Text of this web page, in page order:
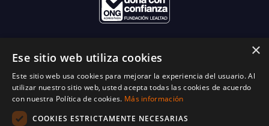
×
Ese sitio web utiliza cookies
Este sitio web usa cookies para mejorar la experiencia del usuario. Al
utilizar nuestro sitio web, usted acepta todas las cookies de acuerdo
con nuestra Política de cookies. Más información
COOKIES ESTRICTAMENTE NECESARIAS